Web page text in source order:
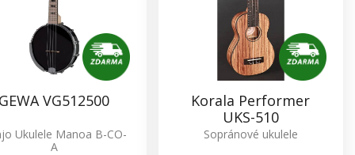
VG512500
Ukulele Manoa B-CO-
A
Korala Performer
UKS-510
Sopránové ukulele